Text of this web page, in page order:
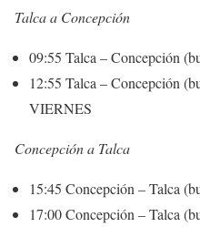
Talca a Concepción
09:55 Talca – Concepción
12:55 Talca – Concepción
VIERNES
Concepción a Talca
15:45 Concepción – Talca
17:00 Concepción – Talca